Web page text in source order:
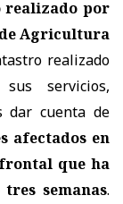
realizado por
Agricultura
realizado
servicios,
dar cuenta de
afectados en
que ha
semanas.